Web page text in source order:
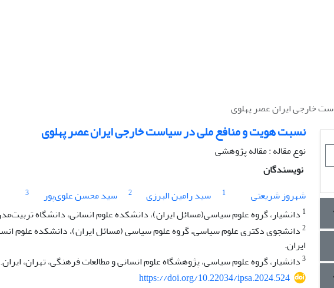
خارجی ایران عصر پهلوی
نسبت هویت و منافع ملی در سیاست خارجی ایران عصر پهلوی
نوع مقاله : مقاله پژوهشی
نویسندگان
شهروز شریعتی
1 سید رامین البرزی 2 سید محسن علوی‌پور
3
1 دانشیار، گروه علوم سیاسی(مسائل ایران)، دانشکده علوم انسانی، دانشگاه
2دانشجوی دکتری علوم سیاسی، گروه علوم سیاسی (مسائل ایران)، دانشکده علوم
ایران.
3دانشیار، گروه علوم سیاسی،‌ پژوهشگاه علوم انسانی و مطالعات فرهنگی، تهران، ایران.
https://doi.org/10.22034/ipsa.2024.524